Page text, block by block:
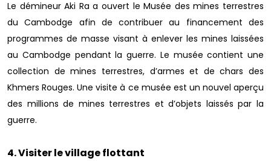
Le démineur Aki Ra a ouvert le Musée des mines terrestres
du Cambodge afin de contribuer au financement des
programmes de masse visant à enlever les mines laissées
au Cambodge pendant la guerre. Le musée contient une
collection de mines terrestres, d’armes et de chars des
Khmers Rouges. Une visite à ce musée est un nouvel aperçu
des millions de mines terrestres et d’objets laissés par la
guerre.
4. Visiter le village flottant